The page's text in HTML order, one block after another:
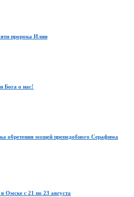
пророка Илии
Бога о нас!
обретения мощей преподобного Серафима
в Омске с 21 по 23 августа